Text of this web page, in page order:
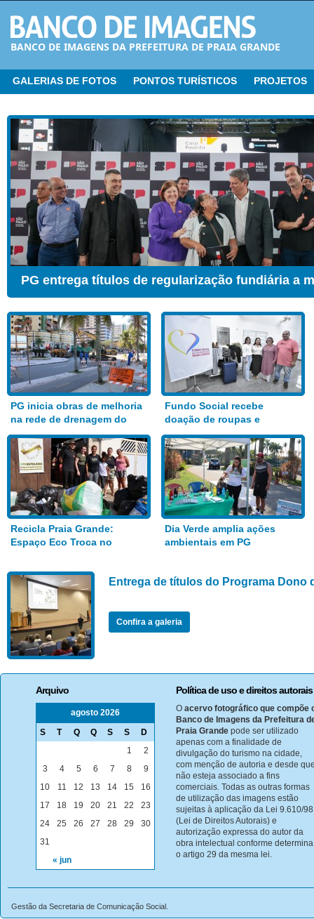
BANCO DE IMAGENS DA PREFEITURA DE PRAIA GRANDE
GALERIAS DE FOTOS PONTOS TURÍSTICOS PROJETOS
CER ganha Sala de Estimulação Sensorial
PG inicia obras de melhoria
na rede de drenagem do
Bairro Aviação
Fundo Social recebe
doação de roupas e
alimentos
Recicla Praia Grande:
Espaço Eco Troca no
Dia Verde amplia ações
ambientais em PG
Entrega de títulos do Programa Dono
Confira a galeria
Arquivo
agosto 2026
S
T Q Q S S D
« jun
1
2
3
4 5 6 7 8
9
10
11 12 13 14 15
16
17
18 19 20 21 22
23
24
25 26 27 28 29
30
31
Política de uso e direitos autorais
O acervo fotográfico que compõe
Banco de Imagens da Prefeitura
Praia Grande pode ser utilizado
apenas com a finalidade de
divulgação do turismo na cidade,
com menção de autoria e desde
não esteja associado a fins
comerciais. Todas as outras formas
de utilização das imagens estão
sujeitas à aplicação da Lei 9.610/98
(Lei de Direitos Autorais) e
autorização expressa do autor da
obra intelectual conforme determina
o artigo 29 da mesma lei.
Gestão da Secretaria de Comunicação Social.